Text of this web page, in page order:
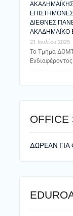
ΑΚΑΔΗΜΑΪΚΗΣ
ΔΙΕΘΝΕΣ
ΑΚΑΔΗΜΑΪΚΟ
21 Ιουλίου 2025
Το Τμήμα
ΟFFICE
ΔΩΡΕΑΝ ΓΙΑ